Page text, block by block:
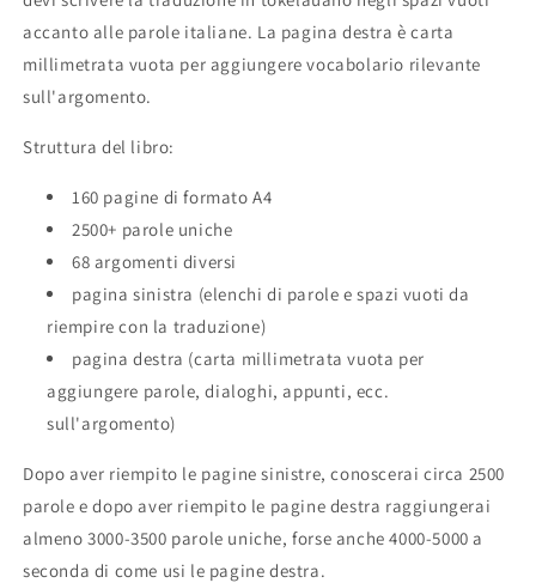
accanto alle parole italiane. La pagina destra è carta
millimetrata vuota per aggiungere vocabolario rilevante
sull'argomento.
Struttura del libro:
160 pagine di formato A4
2500+ parole uniche
68 argomenti diversi
pagina sinistra (elenchi di parole e spazi vuoti da
riempire con la traduzione)
pagina destra (carta millimetrata vuota per
aggiungere parole, dialoghi, appunti, ecc.
sull'argomento)
Dopo aver riempito le pagine sinistre, conoscerai circa 2500
parole e dopo aver riempito le pagine destra raggiungerai
almeno 3000-3500 parole uniche, forse anche 4000-5000 a
seconda di come usi le pagine destra.